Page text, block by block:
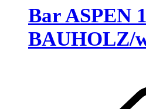
Bar ASPEN
BAUHOLZ/